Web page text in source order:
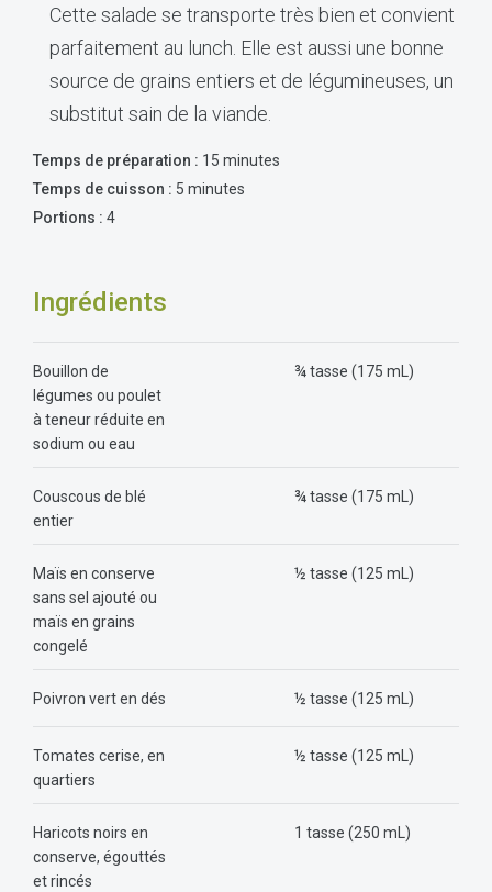
Cette salade se transporte très bien et convient
parfaitement au lunch. Elle est aussi une bonne
source de grains entiers et de légumineuses, un
substitut sain de la viande.
Temps de préparation : 15 minutes
Temps de cuisson : 5 minutes
Portions : 4
Ingrédients
Bouillon de
légumes ou poulet
à teneur réduite en
sodium ou eau
¾ tasse (175 mL)
Couscous de blé
entier
¾ tasse (175 mL)
Maïs en conserve
sans sel ajouté ou
maïs en grains
congelé
½ tasse (125 mL)
Poivron vert en dés ½ tasse (125 mL)
Tomates cerise, en
quartiers
½ tasse (125 mL)
Haricots noirs en
conserve, égouttés
et rincés
1 tasse (250 mL)